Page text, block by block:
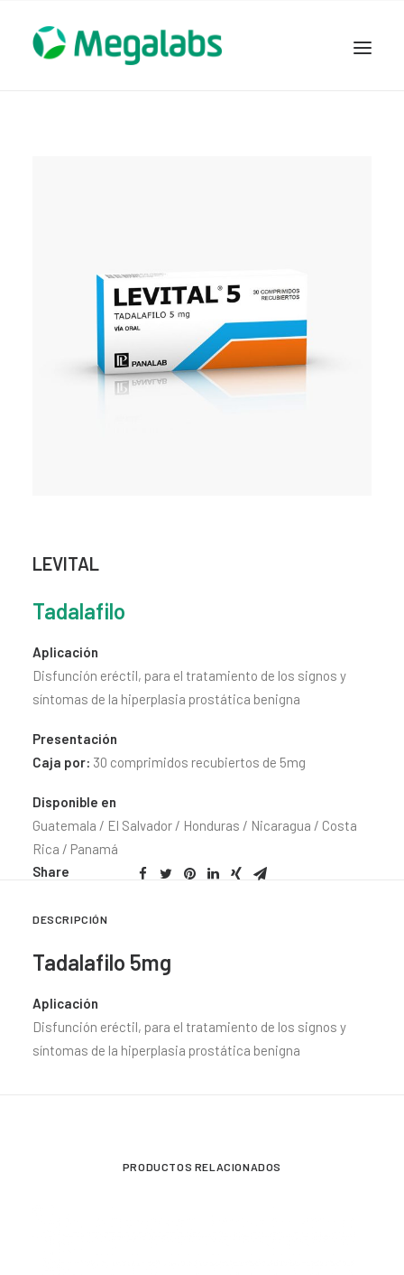
GARDEN HOUSE
SEGURIDAD Y RESPALDO
TRABAJAR EN MEGALABS
LEVITAL
Tadalafilo
Aplicación
Disfunción eréctil, para el tratamiento de los signos y
síntomas de la hiperplasia prostática benigna
Presentación
Caja por: 30 comprimidos recubiertos de 5mg
Disponible en
Guatemala / El Salvador / Honduras / Nicaragua / Costa
Rica / Panamá
Share
DESCRIPCIÓN
Tadalafilo 5mg
Aplicación
Disfunción eréctil, para el tratamiento de los signos y
síntomas de la hiperplasia prostática benigna
PRODUCTOS RELACIONADOS